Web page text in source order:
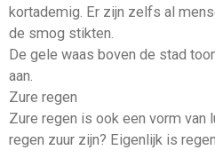
kortademig. Er zijn zelfs al
de smog stikten.
De gele waas boven de stad
aan.
Zure regen
Zure regen is ook een vorm van
regen zuur zijn? Eigenlijk is